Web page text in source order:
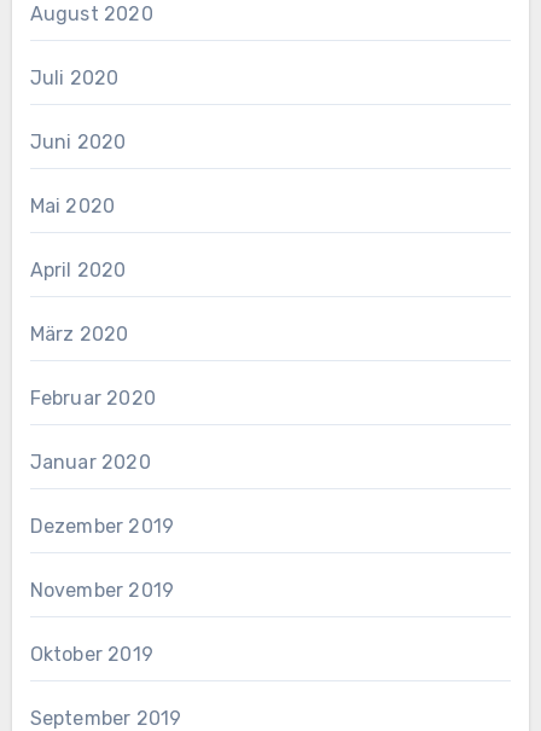
August 2020
Juli 2020
Juni 2020
Mai 2020
April 2020
März 2020
Februar 2020
Januar 2020
Dezember 2019
November 2019
Oktober 2019
September 2019